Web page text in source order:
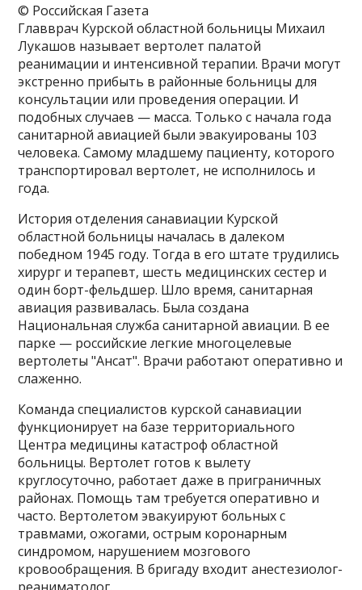
© Российская Газета
Главврач Курской областной больницы Михаил
Лукашов называет вертолет палатой
реанимации и интенсивной терапии. Врачи могут
экстренно прибыть в районные больницы для
консультации или проведения операции. И
подобных случаев — масса. Только с начала года
санитарной авиацией были эвакуированы 103
человека. Самому младшему пациенту, которого
транспортировал вертолет, не исполнилось и
года.
История отделения санавиации Курской
областной больницы началась в далеком
победном 1945 году. Тогда в его штате трудились
хирург и терапевт, шесть медицинских сестер и
один борт-фельдшер. Шло время, санитарная
авиация развивалась. Была создана
Национальная служба санитарной авиации. В ее
парке — российские легкие многоцелевые
вертолеты "Ансат". Врачи работают оперативно и
слаженно.
Команда специалистов курской санавиации
функционирует на базе территориального
Центра медицины катастроф областной
больницы. Вертолет готов к вылету
круглосуточно, работает даже в приграничных
районах. Помощь там требуется оперативно и
часто. Вертолетом эвакуируют больных с
травмами, ожогами, острым коронарным
синдромом, нарушением мозгового
кровообращения. В бригаду входит анестезиолог-